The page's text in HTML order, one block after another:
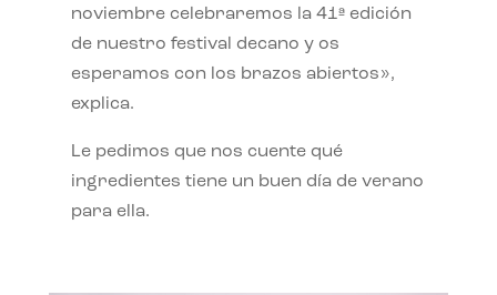
noviembre celebraremos la 41ª edición
de nuestro festival decano y os
esperamos con los brazos abiertos»,
explica.
Le pedimos que nos cuente qué
ingredientes tiene un buen día de verano
para ella.